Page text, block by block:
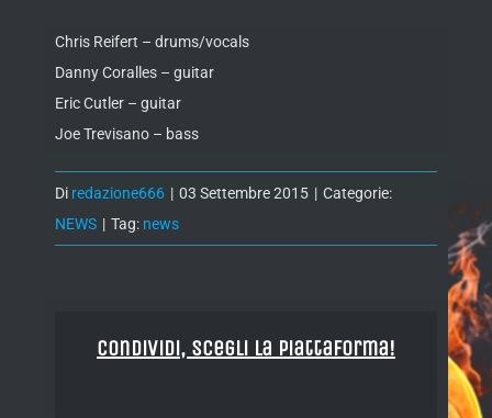
Chris Reifert – drums/vocals
Danny Coralles – guitar
Eric Cutler – guitar
Joe Trevisano – bass
Di redazione666 | 03 Settembre 2015 | Categorie:
NEWS | Tag: news
Condividi, Scegli la piattaforma!